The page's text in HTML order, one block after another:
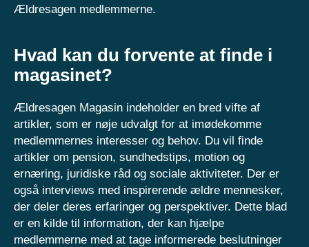
Ældresagen medlemmerne.
Hvad kan du forvente at finde i
magasinet?
Ældresagen Magasin indeholder en bred vifte af
artikler, som er nøje udvalgt for at imødekomme
medlemmernes interesser og behov. Du vil finde
artikler om pension, sundhedstips, motion og
ernæring, juridiske råd og sociale aktiviteter. Der er
også interviews med inspirerende ældre mennesker,
der deler deres erfaringer og perspektiver. Dette blad
er en kilde til information, der kan hjælpe
medlemmerne med at tage informerede beslutninger